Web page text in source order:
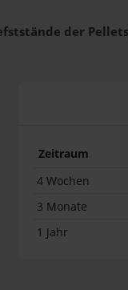
der
Zeitraum
4 Wochen
3 Monate
1 Jahr